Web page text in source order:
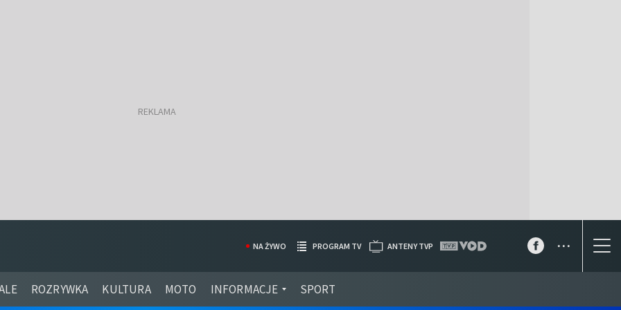
ROZRYWKA KULTURA MOTO INFORMACJE SPORT
NA ŻYWO PROGRAM TV ANTENY TVP ...